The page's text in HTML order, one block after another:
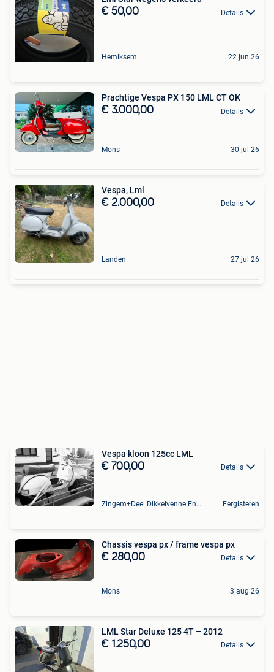
€ 50,00 Details
Hemiksem 22 jun 26
Prachtige Vespa PX 150 LML CT OK
€ 3.000,00 Details
Mons 30 jul 26
Vespa, Lml
€ 2.000,00 Details
Landen 27 jul 26
Vespa kloon 125cc LML
€ 700,00 Details
Zingem+Deel Dikkelvenne En Nederzwalm-Hermelgem Eergisteren
Chassis vespa px / frame vespa px
€ 280,00 Details
Mons 3 aug 26
LML Star Deluxe 125 4T – 2012
€ 1.250,00 Details